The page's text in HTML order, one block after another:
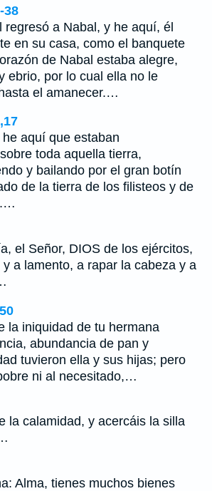
38
regresó a Nabal, y he aquí, él
en su casa, como el banquete
de Nabal estaba alegre,
ebrio, por lo cual ella no le
el amanecer.…
aquí que estaban
toda aquella tierra,
y bailando por el gran botín
de la tierra de los filisteos y de
el Señor, DIOS de los ejércitos,
a lamento, a rapar la cabeza y a
la iniquidad de tu hermana
abundancia de pan y
tuvieron ella y sus hijas; pero
ni al necesitado,…
la calamidad, y acercáis la silla
Alma, tienes muchos bienes